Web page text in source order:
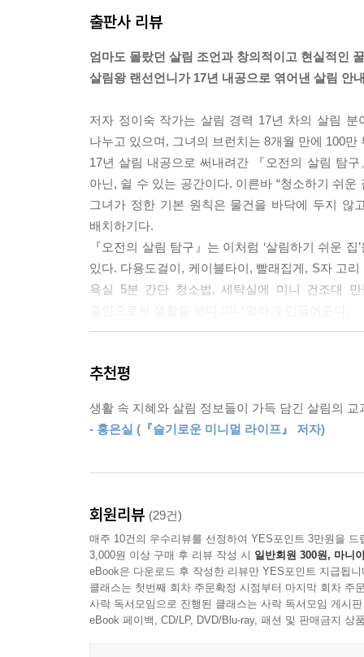
복된다. 좀 더 쉽게, 좀 더 간단하게 살림을 간소화
“10년이 훨씬 넘은 살림 경력자는 쇼핑을 절대 서
는 진짜 정보를 얻을 수 있다. 모든 쇼핑몰의 후기
---p.145 「빨래 건조기 없는 집」 중에서
“엄마가 감당해온 김장의 무게를 짐작해본다. 아
깊이였을까. 나는 그런 엄마가 될 수 있을까. 엄마
의 김장 김치에서 신기하게도 엄마의 김치맛이 났
---p.310 「김장 독립, 살림이 깊어진다」
출판사 리뷰
엄마도 몰랐던 살림 조언과 창의적이고 현실적인
살림왕 랜선언니가 17년 내공으로 엮어낸 살림 안
저자 정이숙 작가는 살림 경력 17년 차의 살림 분
나누고 있으며, 그녀의 브런치는 8개월 만에 100
17년 살림 내공으로 써내려간 『오전의 살림 탐
아닌, 쉴 수 있는 공간이다. 이른바 “청소하기 쉬
그녀가 정한 기본 원칙은 물건을 바닥에 두지 않
배치하기다.
『오전의 살림 탐구』는 이처럼 ‘살림하기 쉬운
있다. 다용도걸이, 케이블타이, 빨래집게, S자 고
욕실 5분 간단 청소법, 세탁실에 미니 건조대
안전한 식탁을 만드는 살림 정보까지
정리, 청소와 함께 살림에서 가장 큰 비중을 차
식재료에 관한 정보는 건강, 안전과 직결된 중요
식품들의 성분 분석표에서 무엇을 확인해야 하는
또한, 간소한 한 끼를 위한 초간단 레시피와 함
소소한 요리팁 등도 빼놓지 않고 수록했다. 이제
버려지는 것을 줄이고, 재사용하고, 마지막까지 쓴
오늘부터 시작하는 레스 웨이스트 라이프
추천평
생활 속 지혜와 살림 정보들이 가득 담긴 살림의
- 홍은실 (『슬기로운 미니멀 라이프』 저자)
회원리뷰 (29건)
매주 10건의 우수리뷰를 선정하여 YES포인트 3만원을 드
3,000원 이상 구매 후 리뷰 작성 시 일반회원 300원, 마니
eBook은 다운로드 후 작성한 리뷰만 YES포인트 지급됩니
클래스는 첫번째 회차 주문확정 시점부터 마지막 회차 주
사락 독서모임으로 진행된 클래스는 사락 독서모임 게시
eBook 페이백, CD/LP, DVD/Blu-ray, 패션 및 판매금지 상